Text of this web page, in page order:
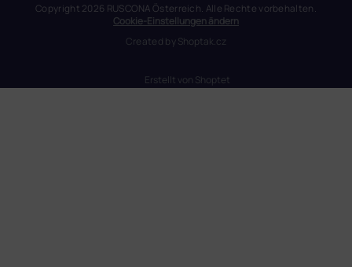
Erstellt von Shoptet
Copyright 2026 RUSCONA Österreich. Alle Rechte vorbehalten.
Cookie-Einstellungen ändern
Created byShoptak.cz